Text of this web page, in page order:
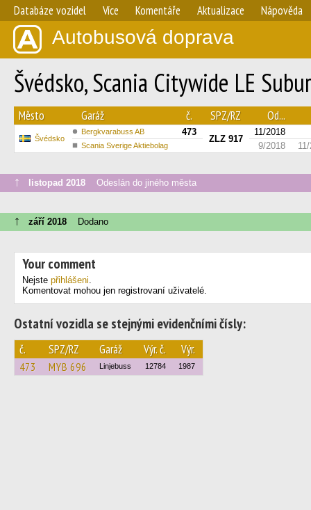
Databáze vozidel Více Komentáře Aktualizace Nápověda
Autobusová doprava
Švédsko, Scania Citywide LE
Město Garáž č. SPZ/RZ Od...
Švédsko
Bergkvarabuss AB 473
ZLZ 917
11/2018
Scania Sverige Aktiebolag 9/2018
↑ listopad 2018 Odeslán do jiného města
↑ září 2018 Dodano
Your comment
Nejste přihlášeni.
Komentovat mohou jen registrovaní uživatelé.
Ostatní vozidla se stejnými evidenčními čísly:
č. SPZ/RZ Garáž Výr. č. Výr.
473 MYB 696 Linjebuss 12784 1987